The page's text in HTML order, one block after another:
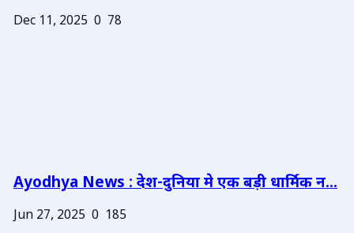
Dec 11, 2025 0 78
Ayodhya News : देश-दुनिया मे एक बड़ी धार्मिक न...
Jun 27, 2025 0 185